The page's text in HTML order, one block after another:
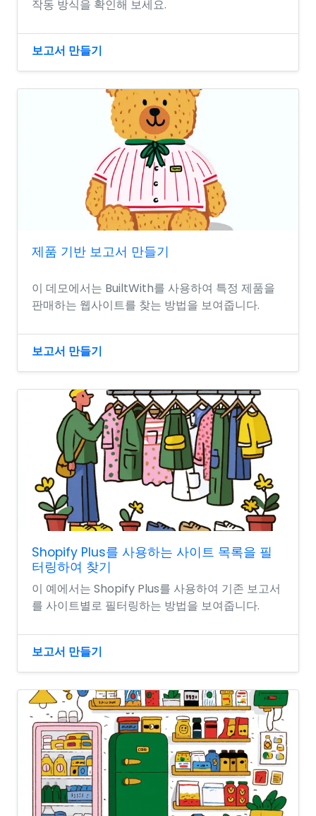
작동 방식을 확인해 보세요.
보고서 만들기
제품 기반 보고서 만들기
이 데모에서는 BuiltWith를 사용하여 특정 제품을
판매하는 웹사이트를 찾는 방법을 보여줍니다.
보고서 만들기
Shopify Plus를 사용하는 사이트 목록을 필
터링하여 찾기
이 예에서는 Shopify Plus를 사용하여 기존 보고서
를 사이트별로 필터링하는 방법을 보여줍니다.
보고서 만들기